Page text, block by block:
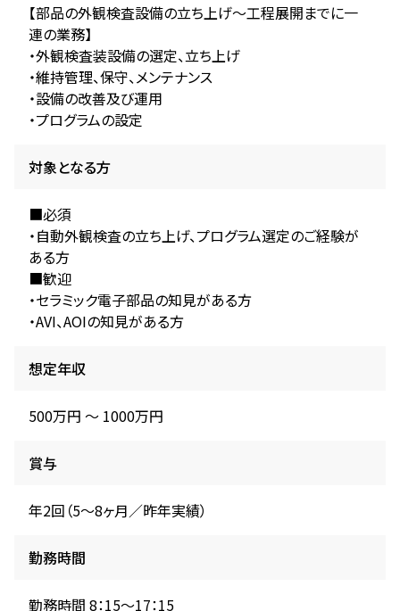
【部品の外観検査設備の立ち上げ～工程展開までに一
連の業務】
・外観検査装設備の選定、立ち上げ
・維持管理、保守、メンテナンス
・設備の改善及び運用
・プログラムの設定
対象となる方
■必須
・自動外観検査の立ち上げ、プログラム選定のご経験が
ある方
■歓迎
・セラミック電子部品の知見がある方
・AVI、AOIの知見がある方
想定年収
500万円 〜 1000万円
賞与
年2回（5～8ヶ月／昨年実績）
勤務時間
勤務時間 8：15～17：15